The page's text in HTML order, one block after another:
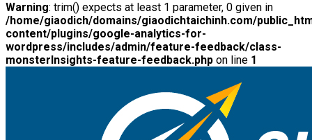
Warning: trim() expects at least 1 parameter, 0 given in
/home/giaodich/domains/giaodichtaichinh.com/
content/plugins/google-analytics-for-
wordpress/includes/admin/feature-feedback/class-
monsterInsights-feature-feedback.php on line 1